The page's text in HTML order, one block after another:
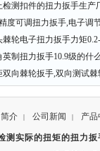
检测扣件的扭力扳手生产
度可调扭力扳手,电子调
棘轮电子扭力扳手力矩
英制扭力扳手10.9级的什
双向棘轮扳手,双向测试
介 | 公司新闻 | 产品
测实际的扭矩的扭力